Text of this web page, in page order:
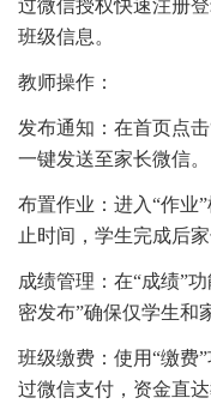
过微信授权快速注册
班级信息。
教师操作：
发布通知：在首页点
一键发送至家长微信。
布置作业：进入“作业
止时间，学生完成后
成绩管理：在“成绩”
密发布”确保仅学生和
班级缴费：使用“缴费
过微信支付，资金直达